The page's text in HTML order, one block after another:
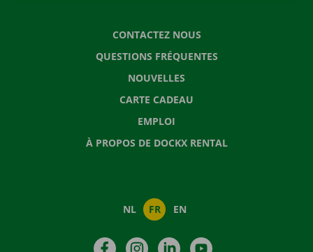
CONTACTEZ NOUS
QUESTIONS FRÉQUENTES
NOUVELLES
CARTE CADEAU
EMPLOI
À PROPOS DE DOCKX RENTAL
NL FR EN
FacebookInstagramLinkedIn